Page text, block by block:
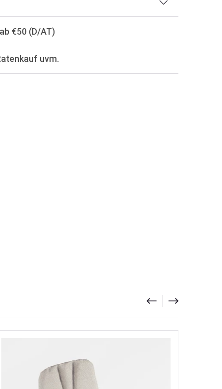
€50 (D/AT)
uvm.